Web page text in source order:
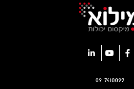
09-7410092